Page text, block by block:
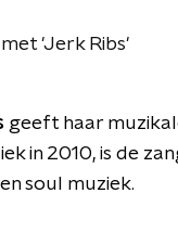
'Jerk Ribs'
geeft haar
in 2010, is de
soul muziek.